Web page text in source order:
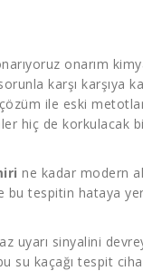
onarım
karşı karşıya
çözüm ile eski
hiç de korkulacak
ne kadar modern
tespitin hataya yer
uyarı sinyalini
su kaçağı tespit